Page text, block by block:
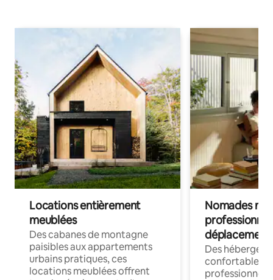
Locations entièrement
meublées
Des cabanes de montagne
paisibles aux appartements
urbains pratiques, ces
locations meublées offrent
Nomades
déplacement
Des
confortables
professionnels